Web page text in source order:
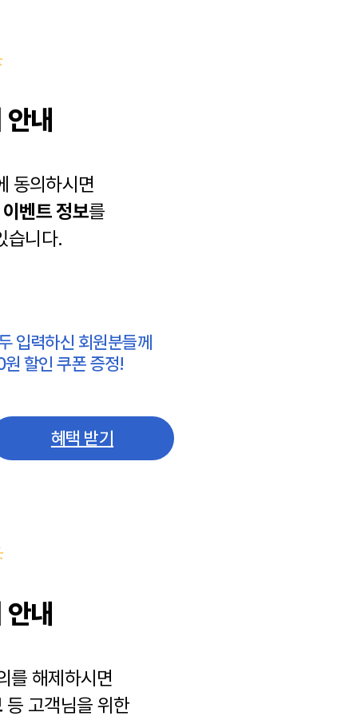
내
동의하시면
이벤트 정보를
습니다.
입력하신 회원분들께
할인 쿠폰 증정!
혜택 받기
내
를 해제하시면
등 고객님을 위한